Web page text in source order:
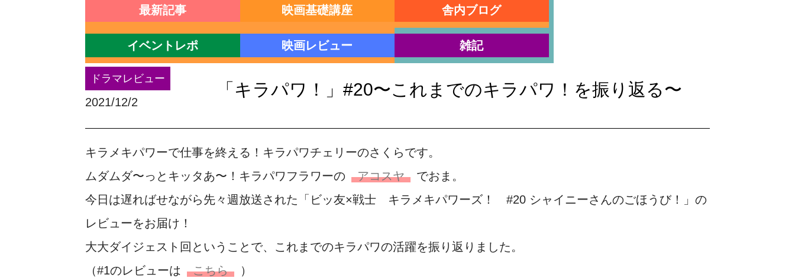
最新記事 映画基礎講座 舎内ブログ
イベントレポ 映画レビュー 雑記
ドラマレビュー
2021/12/2
「キラパワ！」#20〜これまでのキラパワ！を振り返る〜
キラメキパワーで仕事を終える！キラパワチェリーのさくらです。
ムダムダ〜っとキッタあ〜！キラパワフラワーの
アコスヤ
でおま。
今日は遅ればせながら先々週放送された「ビッ友×戦士 キラメキパワーズ！ #20 シャイニーさんのごほうび！」の
レビューをお届け！
大大ダイジェスト回ということで、これまでのキラパワの活躍を振り返りました。
（#1のレビューは
こちら ）